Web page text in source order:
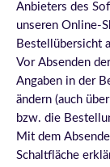
Anbieters des
unseren Online-
Bestellübersicht
Vor Absenden
Angaben in der
ändern (auch
bzw. die
Mit dem
Schaltfläche